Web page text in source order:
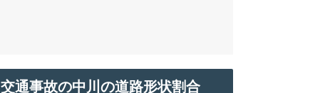
交通事故の中川の道路形状割合